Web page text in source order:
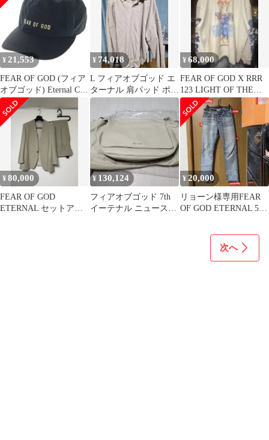
ック
【古着】【中古】
50147555
¥ 21,553
FEAR OF GOD (フィア
オブゴッド) Eternal Cap
エターナルキャップ 5
パネルベースボールキ
ャップ 帽子 ブラック
¥ 74,018
L フィアオブゴッド エ
ターナル 肩パッド ポロ
スウェットシャツ ベー
¥68,000
FEAR OF GOD X RRR
123 LIGHT OF THE
WORLD
¥80,000
FEAR OF GOD
ETERNAL セットアッ
¥ 130,124
フィアオブゴッド 7th
イーテナル ニュースペ
¥20,000
リョーン様専用FEAR
OF GOD ETERNAL 5
次へ